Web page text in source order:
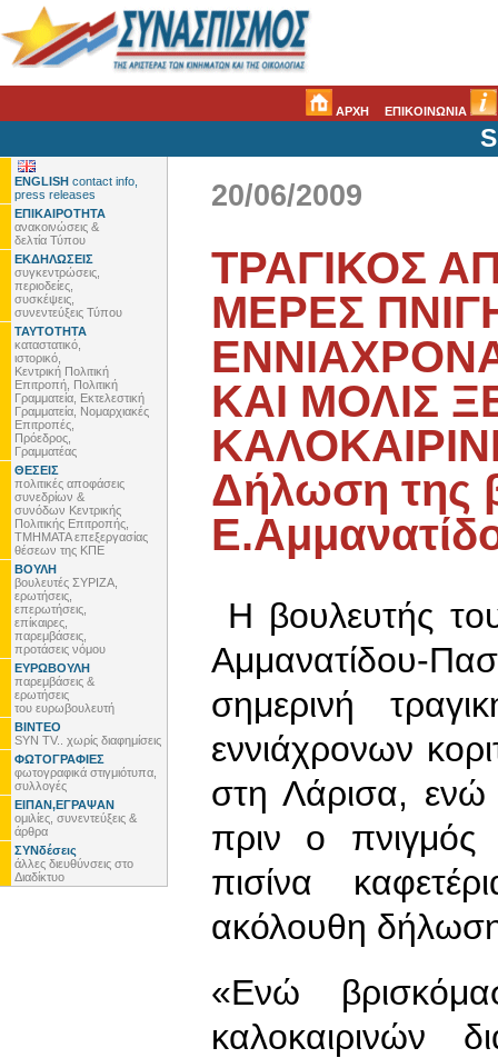
ΑΡΧΗ ΕΠΙΚΟΙΝΩΝΙΑ
ENGLISH contact info,
press releases
ΕΠΙΚΑΙΡΟΤΗΤΑ
ανακοινώσεις &
δελτία Τύπου
ΕΚΔΗΛΩΣΕΙΣ
συγκεντρώσεις,
περιοδείες,
συσκέψεις,
συνεντεύξεις Τύπου
ΤΑΥΤΟΤΗΤΑ
καταστατικό,
ιστορικό,
Κεντρική Πολιτική
Επιτροπή, Πολιτική
Γραμματεία, Εκτελεστική
Γραμματεία, Νομαρχιακές
Επιτροπές,
Πρόεδρος,
Γραμματέας
ΘΕΣΕΙΣ
πολιτικές αποφάσεις
συνεδρίων &
συνόδων Κεντρικής
Πολιτικής Επιτροπής,
ΤΜΗΜΑΤΑ επεξεργασίας
θέσεων της ΚΠΕ
ΒΟΥΛΗ
βουλευτές ΣΥΡΙΖΑ,
ερωτήσεις,
επερωτήσεις,
επίκαιρες,
παρεμβάσεις,
προτάσεις νόμου
ΕΥΡΩΒΟΥΛΗ
παρεμβάσεις &
ερωτήσεις
του ευρωβουλευτή
ΒΙΝΤΕΟ
SYN TV.. χωρίς διαφημίσεις
ΦΩΤΟΓΡΑΦΙΕΣ
φωτογραφικά στιγμιότυπα,
συλλογές
ΕΙΠΑΝ,ΕΓΡΑΨΑΝ
ομιλίες, συνεντεύξεις &
άρθρα
ΣΥΝδέσεις
άλλες διευθύνσεις στο
Διαδίκτυο
20/06/2009
ΤΡΑΓΙΚΟΣ
ΜΕΡΕΣ
ΚΑΙ ΜΟΛΙΣ
Δήλωση της
Η βουλευτής
Αμμανατίδου-
σημερινή
εννιάχρονων
στη Λάρισα, ενώ
πριν ο πνιγμός
πισίνα
ακόλουθη
«Ενώ
καλοκαιρινών